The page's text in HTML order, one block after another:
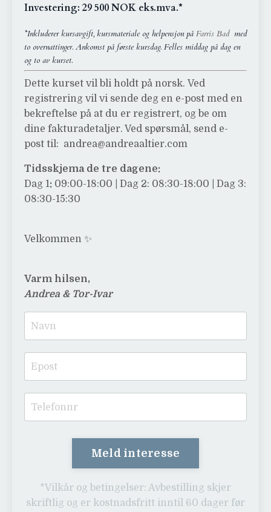
Investering: 29 500 NOK eks.mva.*
*Inkluderer kursavgift, kursmateriale og helpensjon på Farris Bad med
to overnattinger. Ankomst på første kursdag. Felles middag på dag en
og to av kurset.
Dette kurset vil bli holdt på norsk. Ved
registrering vil vi sende deg en e-post med en
bekreftelse på at du er registrert, og be om
dine fakturadetaljer. Ved spørsmål, send e-
post til: andrea@andreaaltier.com
Tidsskjema de tre dagene:
Dag 1: 09:00-18:00 Dag 2: 08:30-18:00
Dag 3:
08:30-15:30
Velkommen ✨
Varm hilsen,
Andrea & Tor-Ivar
Meld interesse
*Vilkår og betingelser: Avbestilling skjer
skriftlig og er kostnadsfritt inntil 60 dager før